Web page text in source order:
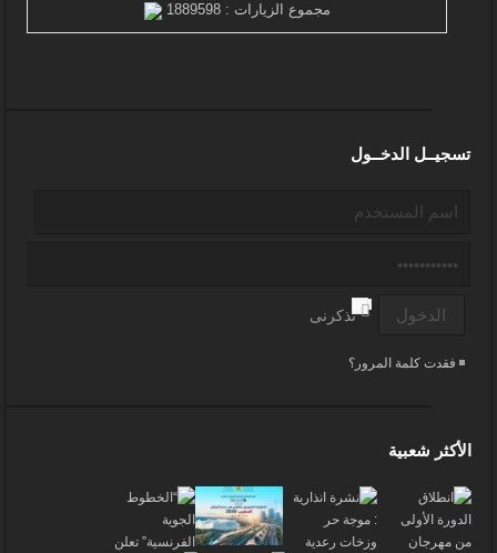
مجموع الزيارات : 1889598
تسجيــل الدخــول
تذكرنى
فقدت كلمة المرور؟
الأكثر شعبية